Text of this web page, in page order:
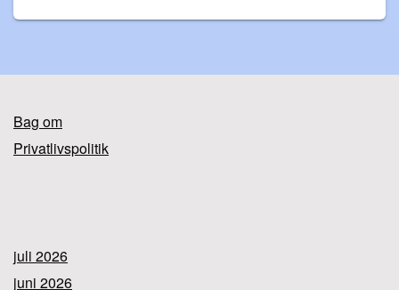
Bag om
Privatlivspolitik
juli 2026
juni 2026